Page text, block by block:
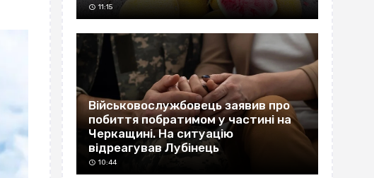
11:15
Військовослужбовець заявив про
побиття побратимом у частині на
Черкащині. На ситуацію
відреагував Лубінець
10:44